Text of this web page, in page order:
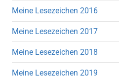
Meine Lesezeichen 2016
Meine Lesezeichen 2017
Meine Lesezeichen 2018
Meine Lesezeichen 2019